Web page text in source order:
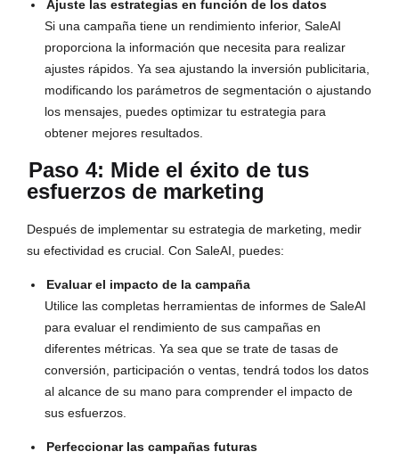
Ajuste las estrategias en función de los datos
Si una campaña tiene un rendimiento inferior, SaleAI
proporciona la información que necesita para realizar
ajustes rápidos. Ya sea ajustando la inversión publicitaria,
modificando los parámetros de segmentación o ajustando
los mensajes, puedes optimizar tu estrategia para
obtener mejores resultados.
Paso 4: Mide el éxito de tus
esfuerzos de marketing
Después de implementar su estrategia de marketing, medir
su efectividad es crucial. Con SaleAI, puedes:
Evaluar el impacto de la campaña
Utilice las completas herramientas de informes de SaleAI
para evaluar el rendimiento de sus campañas en
diferentes métricas. Ya sea que se trate de tasas de
conversión, participación o ventas, tendrá todos los datos
al alcance de su mano para comprender el impacto de
sus esfuerzos.
Perfeccionar las campañas futuras